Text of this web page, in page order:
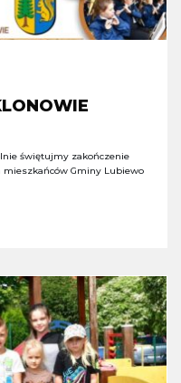
świętujmy zakończenie
Gminy Lubiewo